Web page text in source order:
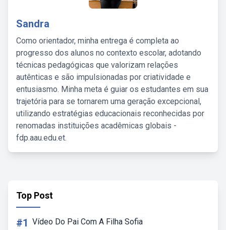
Sandra
Como orientador, minha entrega é completa ao
progresso dos alunos no contexto escolar, adotando
técnicas pedagógicas que valorizam relações
autênticas e são impulsionadas por criatividade e
entusiasmo. Minha meta é guiar os estudantes em sua
trajetória para se tornarem uma geração excepcional,
utilizando estratégias educacionais reconhecidas por
renomadas instituições acadêmicas globais -
fdp.aau.edu.et.
Top Post
#1 Vídeo Do Pai Com A Filha Sofia